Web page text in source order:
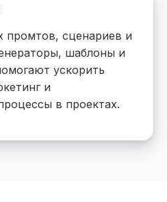
промтов, сценариев и
шаблоны и
ускорить
и
в проектах.